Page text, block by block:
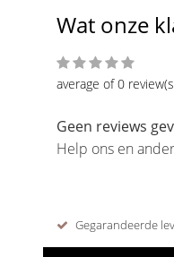
Wat onze
average of 0
Geen reviews
Help ons en
Gegarandeerde